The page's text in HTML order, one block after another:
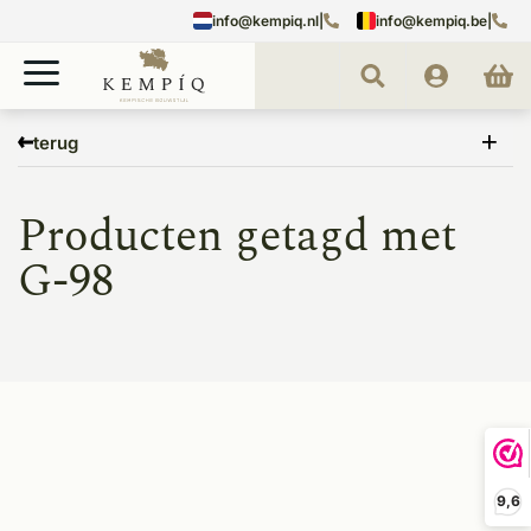
9,6
info@kempiq.nl info@kempiq.be
terug
G-98
Producten getagd met
G-98